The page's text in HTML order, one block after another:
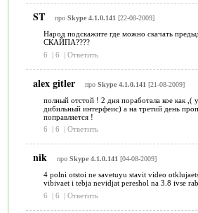
ST про Skype 4.1.0.141 [22-08-2009]
Народ подскажите где можно скачать
СКАЙПА????
6
| 6 | Ответить
alex gitler про Skype 4.1.0.141 [21-08-2009]
полный отстой ! 2 дня поработала кое как ,(
дибильный интерфеис) а на третий день
поправляется !
6
| 6 | Ответить
nik про Skype 4.1.0.141 [04-08-2009]
4 polni otstoi ne savetuyu stavit video
vibivaet i tebja nevidjat pereshol na 3.8 ivse
6
| 6 | Ответить